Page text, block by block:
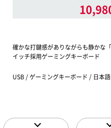
確かな打鍵感がありながらも静かな
イッチ採用ゲーミングキーボード
USB / ゲーミングキーボード / 日本語